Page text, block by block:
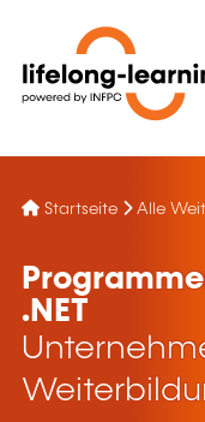
Startseite Alle
.NET